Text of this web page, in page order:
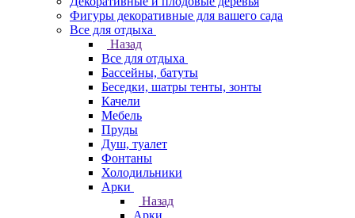
Фигуры декоративные для вашего сада
Все для отдыха
Назад
Все для отдыха
Бассейны, батуты
Беседки, шатры тенты, зонты
Качели
Мебель
Пруды
Душ, туалет
Фонтаны
Холодильники
Арки
Назад
Арки